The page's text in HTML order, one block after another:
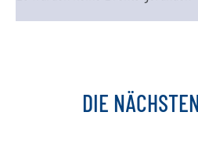
DIE NÄCHSTEN